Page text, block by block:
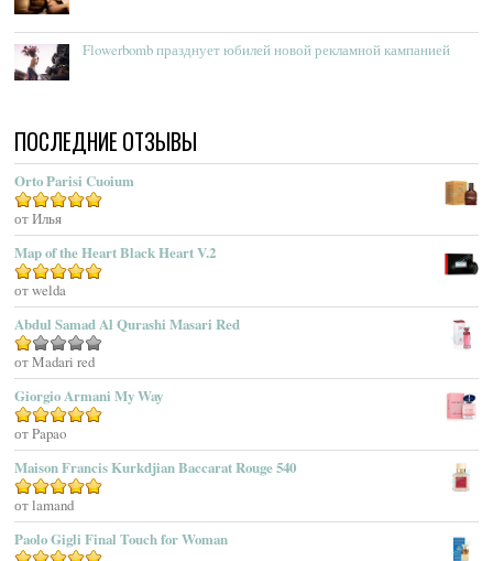
Acqua Di Monaco
Acqua Di Parma
Acqua Di Sardegna
Acqua Di Stresa
Adam Levine
Adamo Parfum
Adidas
Adolfo Dominguez
Adrienne Vittadini
Aedes De Venustas
Aerin Lauder
Aether
Affinessence
Afnan Perfumes
Agatha Ruiz De La Prada
Agatho Parfum
Agent Provocateur
Flowerbomb празднует юбилей новой рекламной кампанией
ПОСЛЕДНИЕ ОТЗЫВЫ
Orto Parisi Cuoium
Оценка
от Илья
Map of the Heart Black Heart V.2
Оценка5
от welda
Abdul Samad Al Qurashi Masari Red
Оценка
1
из
5
от Madari red
Giorgio Armani My Way
Оценка5
от Papao
Maison Francis Kurkdjian Baccarat Rouge 540
Оценка5из 5
от lamand
Paolo Gigli Final Touch for Woman